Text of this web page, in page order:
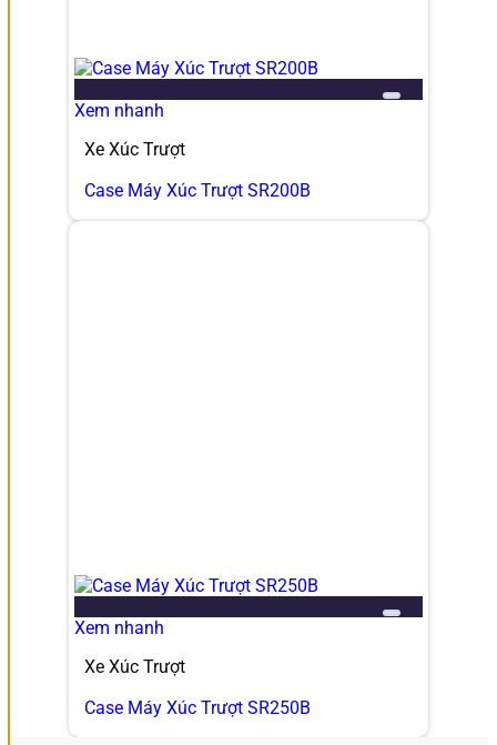
Add to wishlist
Xem nhanh
Xe Xúc Trượt
Case Máy Xúc Trượt SR200B
Add to wishlist
Xem nhanh
Xe Xúc Trượt
Case Máy Xúc Trượt SR250B